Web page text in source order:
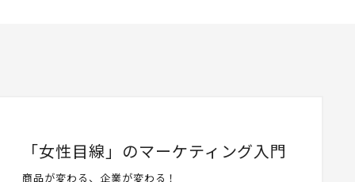
「女性目線」のマーケティング入門
商品が変わる、企業が変わる！